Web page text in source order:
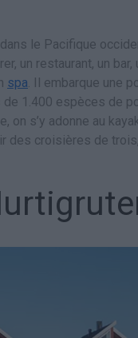
le Pacifique
un restaurant, un bar,
spa. Il embarque une
1.400 espèces de
s’y adonne au
des croisières de